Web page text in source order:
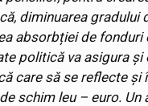
diminuarea gradului
absorbției de fonduri
politică va asigura și
care să se reflecte și
schim leu – euro. Un